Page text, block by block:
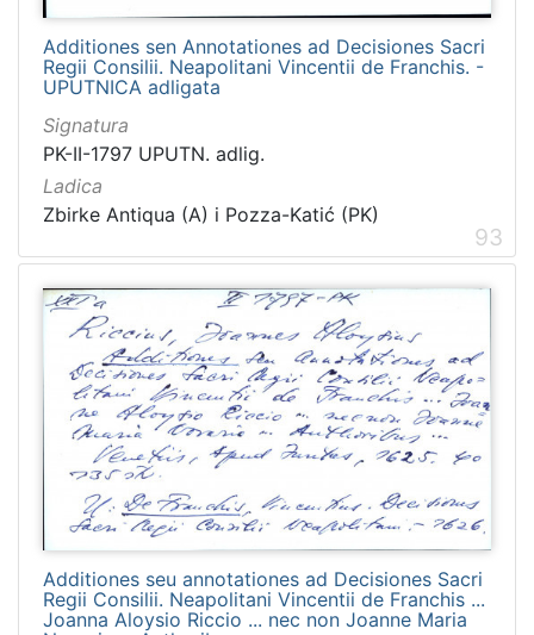
Additiones sen Annotationes ad Decisiones Sacri
Regii Consilii. Neapolitani Vincentii de Franchis. -
UPUTNICA adligata
Signatura
PK-II-1797 UPUTN. adlig.
Ladica
Zbirke Antiqua (A) i Pozza-Katić (PK)
93
Additiones seu annotationes ad Decisiones Sacri
Regii Consilii. Neapolitani Vincentii de Franchis ...
Joanna Aloysio Riccio ... nec non Joanne Maria